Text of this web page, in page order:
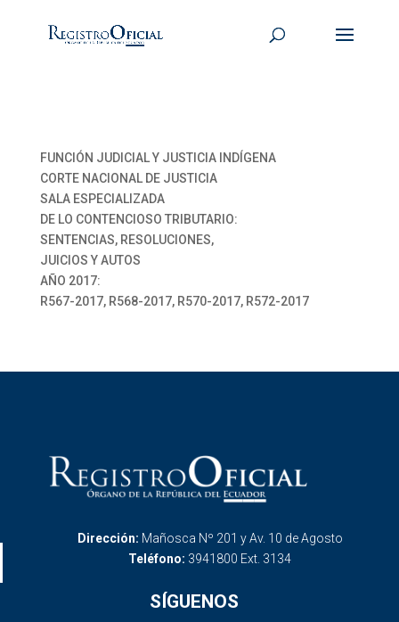
FUNCIÓN JUDICIAL Y JUSTICIA INDÍGENA
CORTE NACIONAL DE JUSTICIA
SALA ESPECIALIZADA
DE LO CONTENCIOSO TRIBUTARIO:
SENTENCIAS, RESOLUCIONES,
JUICIOS Y AUTOS
AÑO 2017:
R567-2017, R568-2017, R570-2017, R572-2017
Dirección: Mañosca Nº 201 y Av. 10 de Agosto
Teléfono: 3941800 Ext. 3134
SÍGUENOS